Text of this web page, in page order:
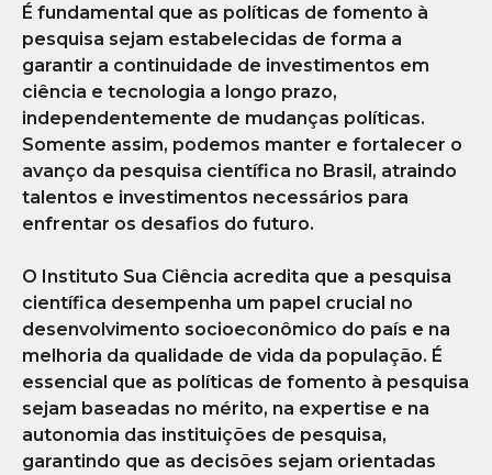
É fundamental que as políticas de fomento à
pesquisa sejam estabelecidas de forma a
garantir a continuidade de investimentos em
ciência e tecnologia a longo prazo,
independentemente de mudanças políticas.
Somente assim, podemos manter e fortalecer o
avanço da pesquisa científica no Brasil, atraindo
talentos e investimentos necessários para
enfrentar os desafios do futuro.
O Instituto Sua Ciência acredita que a pesquisa
científica desempenha um papel crucial no
desenvolvimento socioeconômico do país e na
melhoria da qualidade de vida da população. É
essencial que as políticas de fomento à pesquisa
sejam baseadas no mérito, na expertise e na
autonomia das instituições de pesquisa,
garantindo que as decisões sejam orientadas